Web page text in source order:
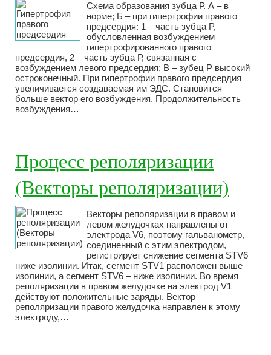
Схема образования зубца Р. А – в
норме; Б – при гипертрофии правого
предсердия: 1 – часть зубца Р,
обусловленная возбуждением
гипертрофированного правого
предсердия, 2 – часть зубца Р, связанная с
возбуждением левого предсердия; В – зубец Р высокий
остроконечный. При гипертрофии правого предсердия
увеличивается создаваемая им ЭДС. Становится
больше вектор его возбуждения. Продолжительность
возбуждения…
Процесс реполяризации
(Векторы реполяризации)
Векторы реполяризации в правом и
левом желудочках направлены от
электрода V6, поэтому гальванометр,
соединенный с этим электродом,
регистрирует снижение сегмента STV6
ниже изолинии. Итак, сегмент STV1 расположен выше
изолинии, а сегмент STV6 – ниже изолинии. Во время
реполяризации в правом желудочке на электрод V1
действуют положительные заряды. Вектор
реполяризации правого желудочка направлен к этому
электроду,…